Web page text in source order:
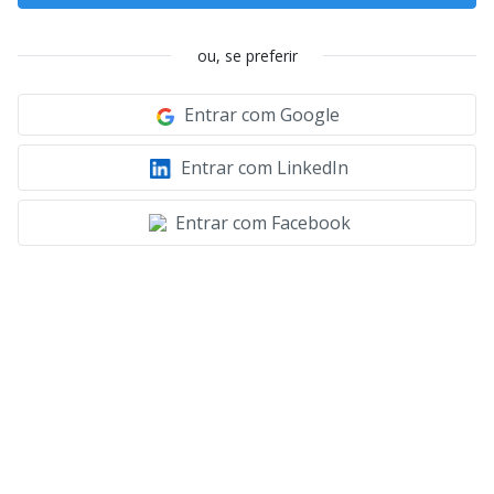
ou, se preferir
Entrar com Google
Entrar com LinkedIn
Entrar com Facebook